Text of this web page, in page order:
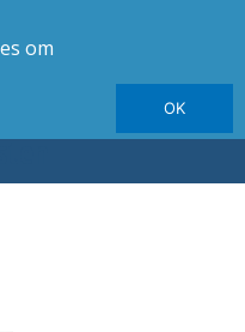
Elektrische autotesten
om
OK